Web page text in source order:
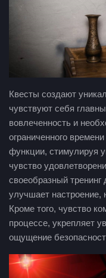
Квесты создают
чувствуют себя
вовлеченность и
ограниченного
функции, стимулируя
чувство
своеобразный тренинг
улучшает настроение,
Кроме того, чувство
процессе, укрепляет
ощущение